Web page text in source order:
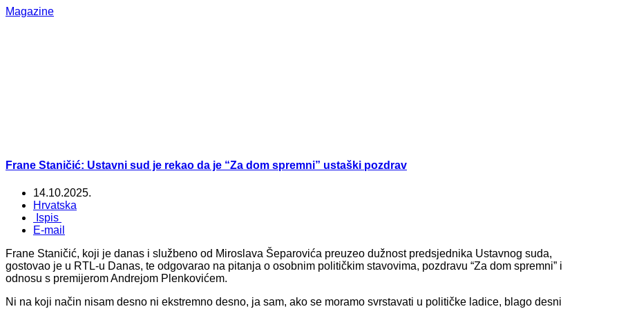
Magazine
Frane Staničić: Ustavni sud je rekao da je “Za dom spremni” ustaški pozdrav
14.10.2025.
Hrvatska
Ispis
E-mail
Frane Staničić, koji je danas i službeno od Miroslava Šeparovića preuzeo dužnost predsjednika Ustavnog suda,
gostovao je u RTL-u Danas, te odgovarao na pitanja o osobnim političkim stavovima, pozdravu “Za dom spremni” i
odnosu s premijerom Andrejom Plenkovićem.
Ni na koji način nisam desno ni ekstremno desno, ja sam, ako se moramo svrstavati u političke ladice, blago desni